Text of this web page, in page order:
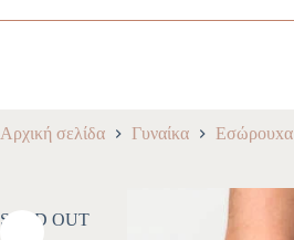
Αρχική σελίδα Γυναίκα Εσώρουxα
SOLD OUT